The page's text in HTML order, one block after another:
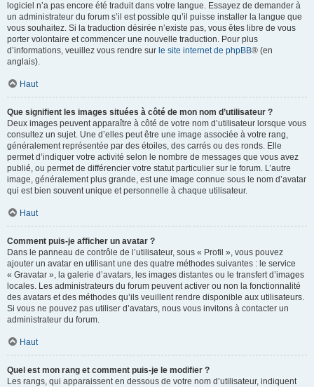
logiciel n’a pas encore été traduit dans votre langue. Essayez de demander à
un administrateur du forum s’il est possible qu’il puisse installer la langue que
vous souhaitez. Si la traduction désirée n’existe pas, vous êtes libre de vous
porter volontaire et commencer une nouvelle traduction. Pour plus
d’informations, veuillez vous rendre sur le site internet de phpBB® (en
anglais).
Haut
Que signifient les images situées à côté de mon nom d’utilisateur ?
Deux images peuvent apparaître à côté de votre nom d’utilisateur lorsque vous
consultez un sujet. Une d’elles peut être une image associée à votre rang,
généralement représentée par des étoiles, des carrés ou des ronds. Elle
permet d’indiquer votre activité selon le nombre de messages que vous avez
publié, ou permet de différencier votre statut particulier sur le forum. L’autre
image, généralement plus grande, est une image connue sous le nom d’avatar
qui est bien souvent unique et personnelle à chaque utilisateur.
Haut
Comment puis-je afficher un avatar ?
Dans le panneau de contrôle de l’utilisateur, sous « Profil », vous pouvez
ajouter un avatar en utilisant une des quatre méthodes suivantes : le service
« Gravatar », la galerie d’avatars, les images distantes ou le transfert d’images
locales. Les administrateurs du forum peuvent activer ou non la fonctionnalité
des avatars et des méthodes qu’ils veuillent rendre disponible aux utilisateurs.
Si vous ne pouvez pas utiliser d’avatars, nous vous invitons à contacter un
administrateur du forum.
Haut
Quel est mon rang et comment puis-je le modifier ?
Les rangs, qui apparaissent en dessous de votre nom d’utilisateur, indiquent